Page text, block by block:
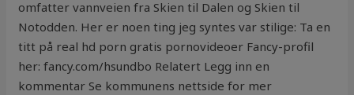
omfatter vannveien fra Skien til Dalen og Skien til
Notodden. Her er noen ting jeg syntes var stilige: Ta en
titt på real hd porn gratis pornovideoer Fancy-profil
her: fancy.com/hsundbo Relatert Legg inn en
kommentar Se kommunens nettside for mer